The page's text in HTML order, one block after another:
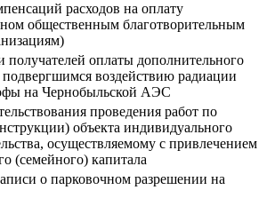
расходов на оплату
общественным благотворительным
оплаты дополнительного
воздействию радиации
на Чернобыльской АЭС
проведения работ по
объекта индивидуального
осуществляемому с привлечением
(семейного) капитала
о парковочном разрешении на